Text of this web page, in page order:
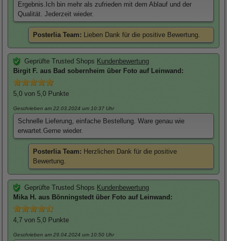
Ergebnis.Ich bin mehr als zufrieden mit dem Ablauf und der
Qualität. Jederzeit wieder.
Posterlia Team: Lieben Dank für die positive Bewertung.
Geprüfte Trusted Shops Kundenbewertung
Birgit F. aus Bad sobernheim über Foto auf Leinwand :
5,0 von 5,0 Punkte
Geschrieben am 22.03.2024 um 10:37 Uhr
Schnelle Lieferung, einfache Bestellung. Ware genau wie
erwartet.Gerne wieder.
Posterlia Team: Herzlichen Dank für die positive
Bewertung.
Geprüfte Trusted Shops Kundenbewertung
MikaH. aus Bönningstedt über Foto auf Leinwand :
4,7 von 5,0 Punkte
Geschrieben am 29.04.2024 um 10:50 Uhr